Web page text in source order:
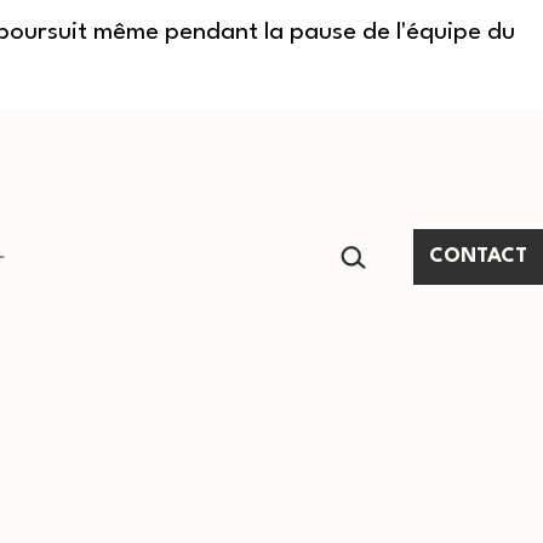
même pendant la pause de l'équipe du
RECHERCHER…
CONTACT